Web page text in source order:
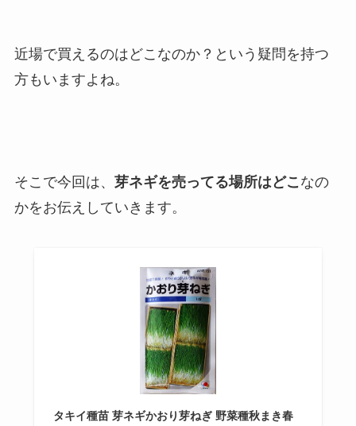
近場で買えるのはどこなのか？という疑問を持つ
方もいますよね。
そこで今回は、 芽ネギを売ってる場所はどこ なの
かをお伝えしていきます。
タキイ種苗 芽ネギかおり芽ねぎ 野菜種秋まき春